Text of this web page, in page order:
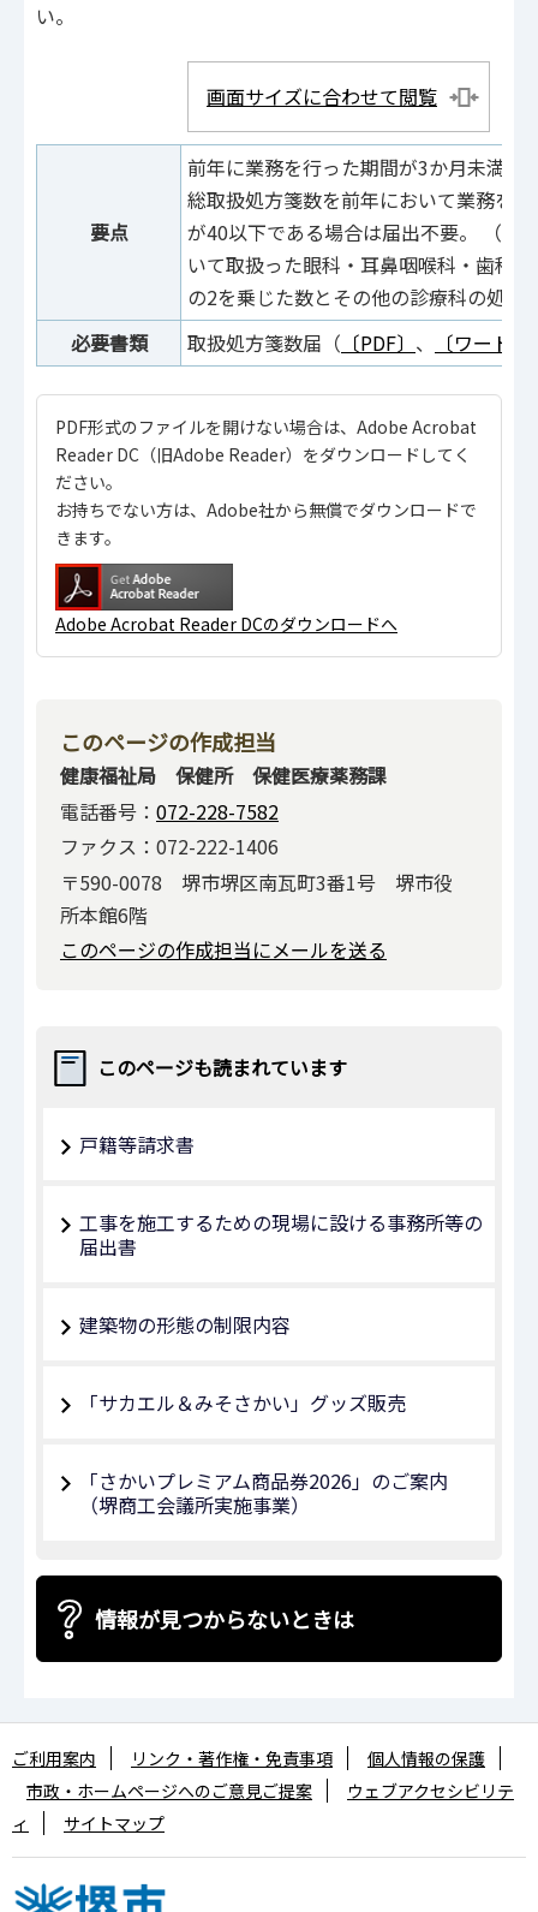
い。
画面サイズに合わせて閲覧
要点
前年に業務を行った期間が3か月未満で
総取扱処方箋数を前年において業務を
が40以下である場合は届出不要。 （総
いて取扱った眼科・耳鼻咽喉科・歯科
の2を乗じた数とその他の診療科の処方
必要書類
取扱処方箋数届（ 〔PDF〕 、 〔ワード〕
PDF形式のファイルを開けない場合は、Adobe Acrobat
Reader DC（旧Adobe Reader）をダウンロードしてく
ださい。
お持ちでない方は、Adobe社から無償でダウンロードで
きます。
Adobe Acrobat Reader DCのダウンロードへ
このページの作成担当
健康福祉局 保健所 保健医療薬務課
電話番号： 072-228-7582
ファクス：072-222-1406
〒590-0078 堺市堺区南瓦町3番1号 堺市役
所本館6階
このページの作成担当にメールを送る
このページも読まれています
戸籍等請求書
工事を施工するための現場に設ける事務所等の
届出書
建築物の形態の制限内容
「サカエル＆みそさかい」グッズ販売
「さかいプレミアム商品券2026」のご案内
（堺商工会議所実施事業）
情報が見つからないときは
ご利用案内 リンク・著作権・免責事項
個人情報の保護
市政・ホームページへのご意見ご提案
ウェブアクセシビリテ
ィ
サイトマップ